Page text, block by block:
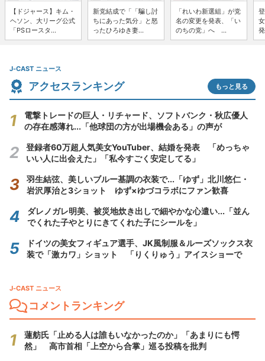
【ドジャース】キム・
ヘソン、大リーグ公式
「PSロースタ...
新党結成で「「騙し討
ちにあった気分」と怒
ったひろゆき妻...
「れいわ新選組」が党
名の変更を発表、「い
のちの党」へ ...
J-CAST ニュース
アクセスランキング もっと見る
電撃トレードの巨人・リチャード、ソフトバンク・秋広優人
の存在感薄れ...「他球団の方が出場機会ある」の声が
登録者60万超人気美女YouTuber、結婚を発表 「めっちゃ
いい人に出会えた」「私今すごく安定してる」
羽生結弦、美しいブルー基調の衣装で...「ゆず」北川悠仁・
岩沢厚治と3ショット ゆず×ゆづコラボにファン歓喜
ダレノガレ明美、被災地炊き出しで細やかな心遣い...「並ん
でくれた子やとりにきてくれた子にシールを」
ドイツの美女フィギュア選手、JK風制服＆ルーズソックス衣
装で「激カワ」ショット 「りくりゅう」アイスショーで
J-CAST ニュース
コメントランキング
蓮舫氏「止める人は誰もいなかったのか」「あまりにも愕
然」 高市首相「上空から合掌」巡る投稿を批判